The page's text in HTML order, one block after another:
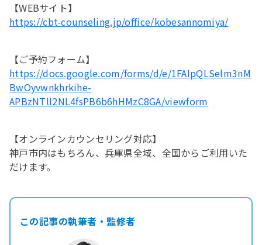
【WEBサイト】
https://cbt-counseling.jp/office/kobesannomiya/
【ご予約フォーム】
https://docs.google.com/forms/d/e/1FAIpQLSelm3nM
BwOyvwnkhrkihe-
APBzNTll2NL4fsPB6b6hHMzC8GA/viewform
【オンラインカウンセリング対応】
神戸市内はもちろん、兵庫県全域、全国からご利用いた
だけます。
この記事の執筆者・監修者